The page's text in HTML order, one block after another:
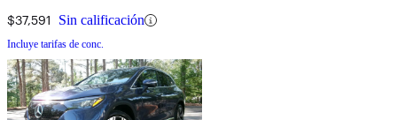
$37,591 Sin calificación
Incluye tarifas de conc.